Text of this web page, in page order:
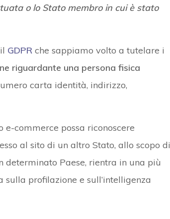
o lo Stato membro in cui è stato
GDPRche sappiamo volto a tutelare i
riguardante una persona fisica
carta identità, indirizzo,
commerce possa riconoscere
al sito di un altro Stato, allo scopo di
Paese, rientra in una più
profilazione e sull’intelligenza